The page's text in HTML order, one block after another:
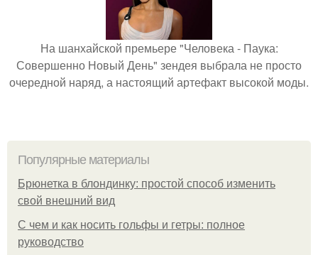
На шанхайской премьере "Человека - Паука:
Совершенно Новый День" зендея выбрала не просто
очередной наряд, а настоящий артефакт высокой моды.
Популярные материалы
Брюнетка в блондинку: простой способ изменить
свой внешний вид
С чем и как носить гольфы и гетры: полное
руководство